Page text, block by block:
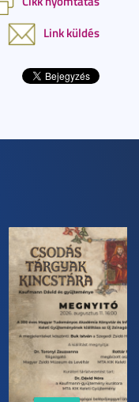
Link küldés